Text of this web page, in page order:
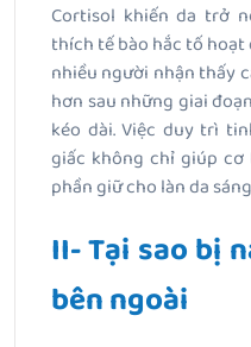
Cortisol khiến da trở
thích tế bào hắc tố hoạt
nhiều người nhận thấy
hơn sau những giai
kéo dài. Việc duy trì
giấc không chỉ giúp
phần giữ cho làn da
II- Tại sao bị
bên ngoài